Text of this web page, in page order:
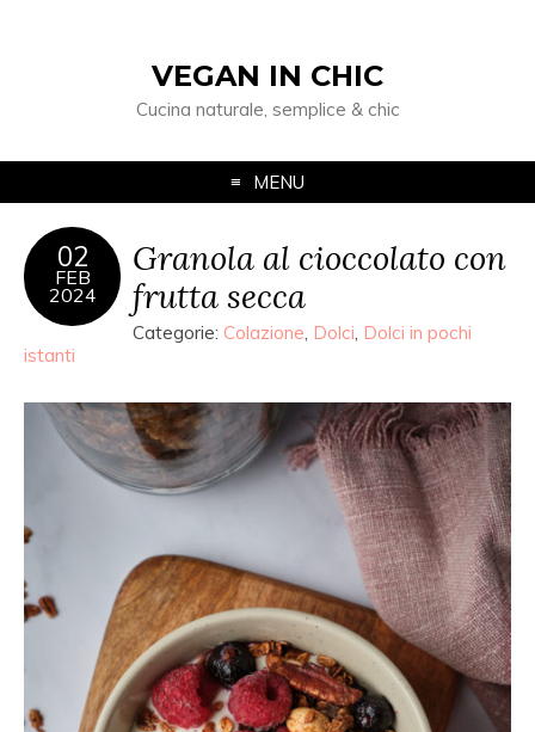
VEGAN IN CHIC
Cucina naturale, semplice & chic
MENU
02
FEB
2024
Granola al cioccolato con
frutta secca
Categorie: Colazione, Dolci, Dolci in pochi
istanti